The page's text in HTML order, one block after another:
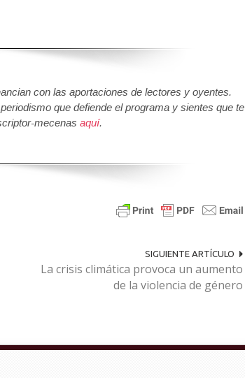
con las aportaciones de lectores y oyentes.
que defiende el programa y sientes que te
mecenas aquí.
SIGUIENTE ARTÍCULO
La crisis climática provoca un aumento
de la violencia de género